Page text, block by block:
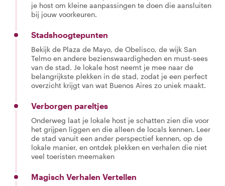
je host om kleine aanpassingen te doen die aansluiten
bij jouw voorkeuren.
Stadshoogtepunten
Bekijk de Plaza de Mayo, de Obelisco, de wijk San
Telmo en andere bezienswaardigheden en must-sees
van de stad. Je lokale host neemt je mee naar de
belangrijkste plekken in de stad, zodat je een perfect
overzicht krijgt van wat Buenos Aires zo uniek maakt.
Verborgen pareltjes
Onderweg laat je lokale host je schatten zien die voor
het grijpen liggen en die alleen de locals kennen. Leer
de stad vanuit een ander perspectief kennen, op de
lokale manier, en ontdek plekken en verhalen die niet
veel toeristen meemaken
Magisch Verhalen Vertellen